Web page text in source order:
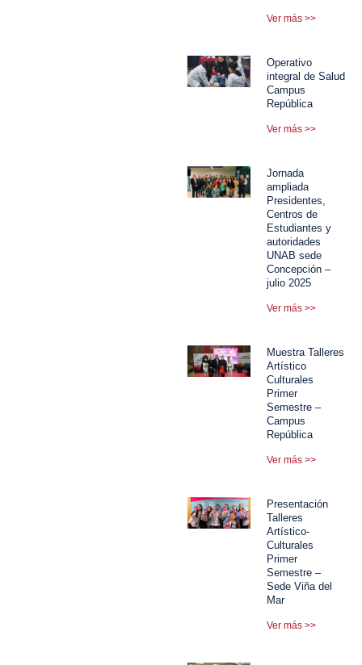
Ver más >>
Operativo
integral de Salud
Campus
República
Ver más >>
Jornada
ampliada
Presidentes,
Centros de
Estudiantes y
autoridades
UNAB sede
Concepción –
julio 2025
Ver más >>
Muestra Talleres
Artístico
Culturales
Primer
Semestre –
Campus
República
Ver más >>
Presentación
Talleres
Artístico-
Culturales
Primer
Semestre –
Sede Viña del
Mar
Ver más >>